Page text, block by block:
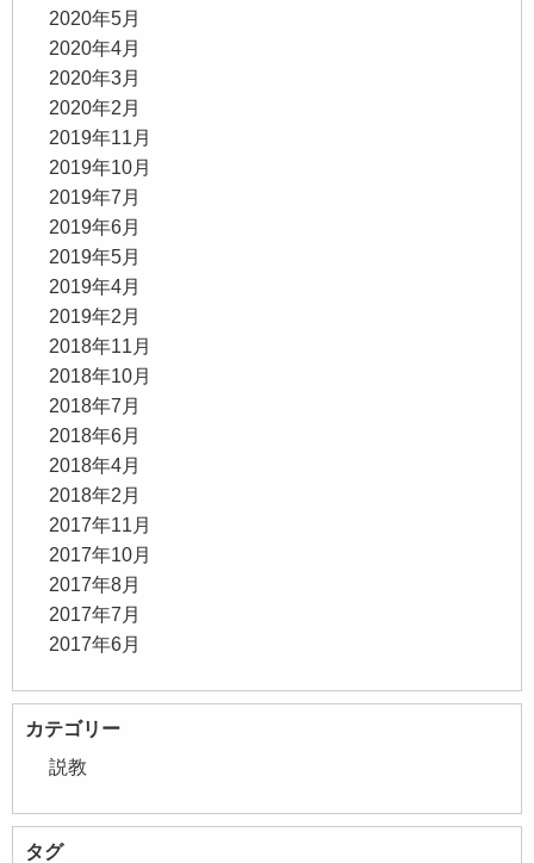
2020年5月
2020年4月
2020年3月
2020年2月
2019年11月
2019年10月
2019年7月
2019年6月
2019年5月
2019年4月
2019年2月
2018年11月
2018年10月
2018年7月
2018年6月
2018年4月
2018年2月
2017年11月
2017年10月
2017年8月
2017年7月
2017年6月
カテゴリー
説教
タグ